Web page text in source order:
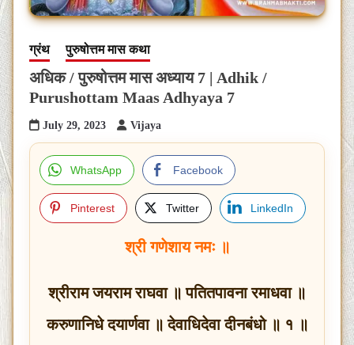
ग्रंथ पुरुषोत्तम मास कथा
अधिक / पुरुषोत्तम मास अध्याय 7 | Adhik /
Purushottam Maas Adhyaya 7
July 29, 2023 Vijaya
WhatsApp Facebook
Pinterest Twitter LinkedIn
श्री गणेशाय नमः ॥
श्रीराम जयराम राघवा ॥ पतितपावना रमाधवा ॥
करुणानिधे दयार्णवा ॥ देवाधिदेवा दीनबंधो ॥ १ ॥